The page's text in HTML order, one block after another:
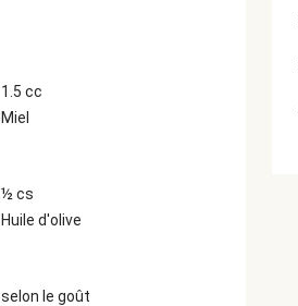
1.5 cc
Miel
½ cs
Huile d'olive
selon le goût